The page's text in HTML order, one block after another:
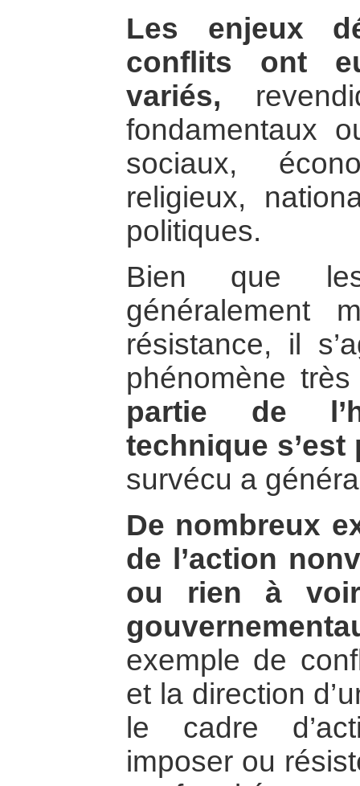
Les enjeux
conflits ont
variés,
fondamentaux
sociaux,
religieux,
politiques.
Bien que
généralement
résistance, il
phénomène
partie de
technique s’est
survécu a
De nombreux
de l’action
ou rien à
exemple de
et la direction
le cadre
imposer ou